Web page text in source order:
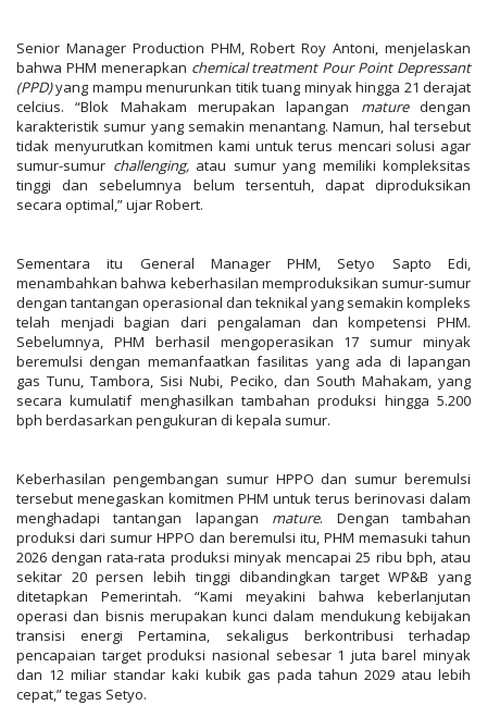
Senior Manager Production PHM, Robert Roy Antoni, menjelaskan
bahwa PHM menerapkan chemical treatment Pour Point Depressant
(PPD)yang mampu menurunkan titik tuang minyak hingga 21 derajat
celcius. “Blok Mahakam merupakan lapangan maturedengan
karakteristik sumur yang semakin menantang. Namun, hal tersebut
tidak menyurutkan komitmen kami untuk terus mencari solusi agar
sumur-sumur challenging, atau sumur yang memiliki kompleksitas
tinggi dan sebelumnya belum tersentuh, dapat diproduksikan
secara optimal,” ujar Robert.
Sementara itu General Manager PHM, Setyo Sapto Edi,
menambahkan bahwa keberhasilan memproduksikan sumur-sumur
dengan tantangan operasional dan teknikal yang semakin kompleks
telah menjadi bagian dari pengalaman dan kompetensi PHM.
Sebelumnya, PHM berhasil mengoperasikan 17 sumur minyak
beremulsi dengan memanfaatkan fasilitas yang ada di lapangan
gas Tunu, Tambora, Sisi Nubi, Peciko, dan South Mahakam, yang
secara kumulatif menghasilkan tambahan produksi hingga 5.200
bph berdasarkan pengukuran di kepala sumur.
Keberhasilan pengembangan sumur HPPO dan sumur beremulsi
tersebut menegaskan komitmen PHM untuk terus berinovasi dalam
menghadapi tantangan lapangan mature. Dengan tambahan
produksi dari sumur HPPO dan beremulsi itu, PHM memasuki tahun
2026 dengan rata-rata produksi minyak mencapai 25 ribu bph, atau
sekitar 20 persen lebih tinggi dibandingkan target WP&B yang
ditetapkan Pemerintah. “Kami meyakini bahwa keberlanjutan
operasi dan bisnis merupakan kunci dalam mendukung kebijakan
transisi energi Pertamina, sekaligus berkontribusi terhadap
pencapaian target produksi nasional sebesar 1 juta barel minyak
dan 12 miliar standar kaki kubik gas pada tahun 2029 atau lebih
cepat,” tegas Setyo.